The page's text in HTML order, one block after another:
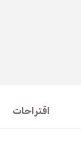
اقتراحات